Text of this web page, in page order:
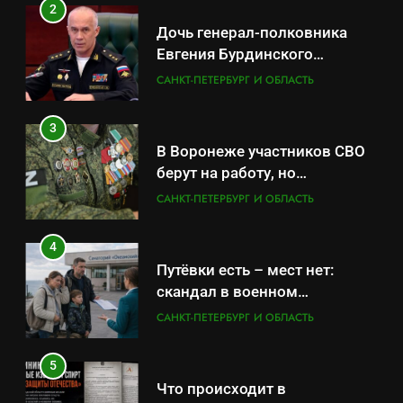
2
Дочь генерал-полковника
Евгения Бурдинского
оказывает платные услуги по
САНКТ-ПЕТЕРБУРГ И ОБЛАСТЬ
3
В Воронеже участников СВО
берут на работу, но
удержаться удаётся не всем
САНКТ-ПЕТЕРБУРГ И ОБЛАСТЬ
4
Путёвки есть – мест нет:
скандал в военном
санатории Владивостока
САНКТ-ПЕТЕРБУРГ И ОБЛАСТЬ
5
Что происходит в